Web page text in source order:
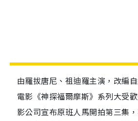
由羅拔唐尼、祖迪羅主演，改編
電影《神探福爾摩斯》系列大受
影公司宣布原班人馬開拍第三集